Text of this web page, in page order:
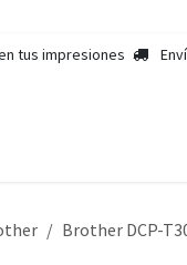
tus impresiones
Brother DCP-